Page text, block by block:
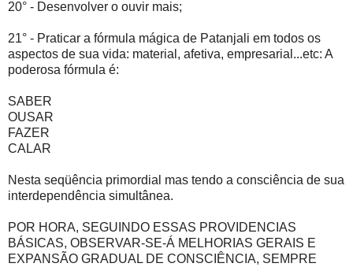
20° - Desenvolver o ouvir mais;
21° - Praticar a fórmula mágica de Patanjali em todos os
aspectos de sua vida: material, afetiva, empresarial...etc: A
poderosa fórmula é:
SABER
OUSAR
FAZER
CALAR
Nesta seqüência primordial mas tendo a consciência de sua
interdependência simultânea.
POR HORA, SEGUINDO ESSAS PROVIDENCIAS
BÁSICAS, OBSERVAR-SE-Á MELHORIAS GERAIS E
EXPANSÃO GRADUAL DE CONSCIÊNCIA, SEMPRE